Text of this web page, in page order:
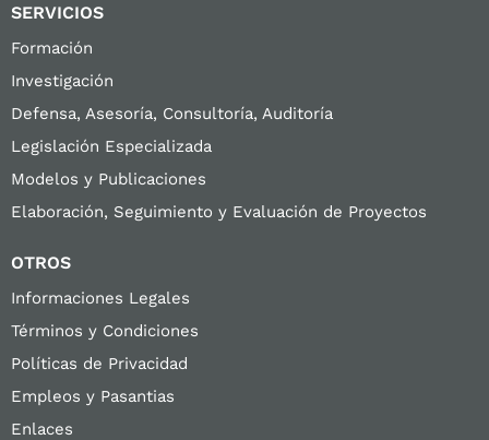
SERVICIOS
Formación
Investigación
Defensa, Asesoría, Consultoría, Auditoría
Legislación Especializada
Modelos y Publicaciones
Elaboración, Seguimiento y Evaluación de Proyectos
OTROS
Informaciones Legales
Términos y Condiciones
Políticas de Privacidad
Empleos y Pasantias
Enlaces